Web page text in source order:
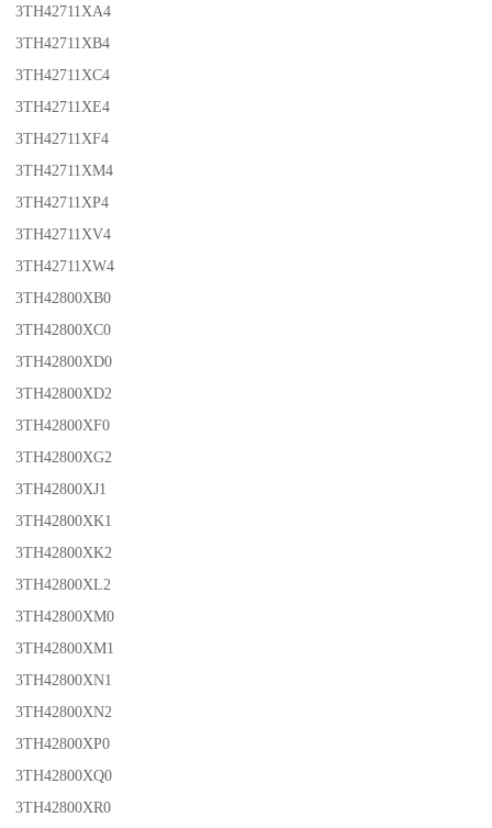
3TH42711XA4
3TH42711XB4
3TH42711XC4
3TH42711XE4
3TH42711XF4
3TH42711XM4
3TH42711XP4
3TH42711XV4
3TH42711XW4
3TH42800XB0
3TH42800XC0
3TH42800XD0
3TH42800XD2
3TH42800XF0
3TH42800XG2
3TH42800XJ1
3TH42800XK1
3TH42800XK2
3TH42800XL2
3TH42800XM0
3TH42800XM1
3TH42800XN1
3TH42800XN2
3TH42800XP0
3TH42800XQ0
3TH42800XR0